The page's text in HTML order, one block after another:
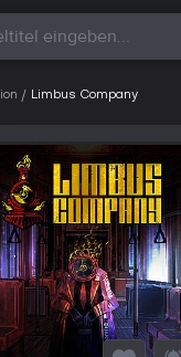
Limbus Company